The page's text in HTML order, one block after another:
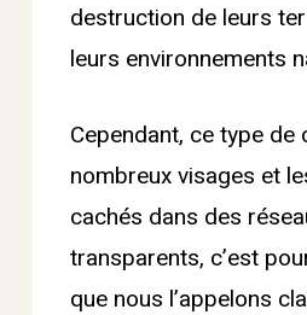
destruction de leurs
leurs environnements
Cependant, ce type de
nombreux visages et
cachés dans des
transparents, c’est
que nous l’appelons